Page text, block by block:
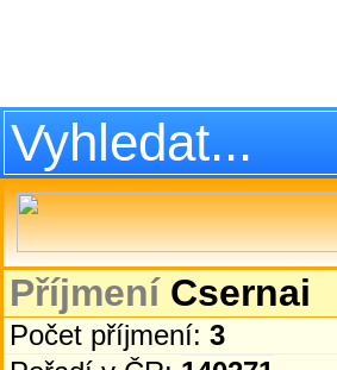
PříjmeníCsernai
Počet příjmení: 3